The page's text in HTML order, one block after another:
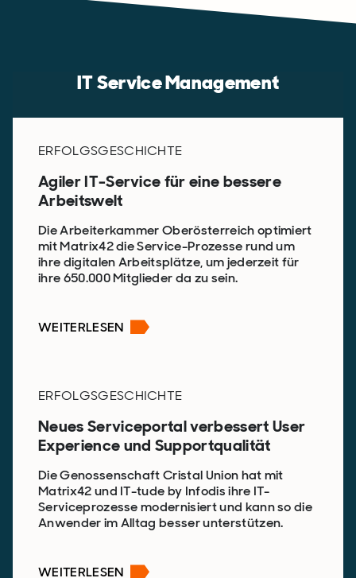
IT Service Management
ERFOLGSGESCHICHTE
Agiler IT-Service für eine bessere
Arbeitswelt
Die Arbeiterkammer Oberösterreich optimiert
mit Matrix42 die Service-Prozesse rund um
ihre digitalen Arbeitsplätze, um jederzeit für
ihre 650.000 Mitglieder da zu sein.
WEITERLESEN
ERFOLGSGESCHICHTE
Neues Serviceportal verbessert User
Experience und Supportqualität
Die Genossenschaft Cristal Union hat mit
Matrix42 und IT-tude by Infodis ihre IT-
Serviceprozesse modernisiert und kann so die
Anwender im Alltag besser unterstützen.
WEITERLESEN